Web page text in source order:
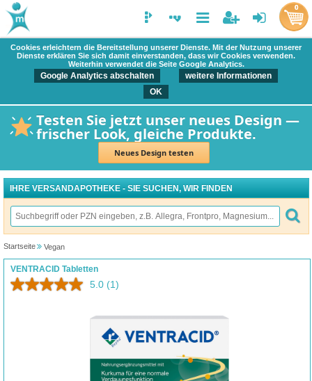
Cookies erleichtern die Bereitstellung unserer Dienste. Mit der Nutzung unserer
Dienste erklären Sie sich damit einverstanden, dass wir Cookies verwenden.
Weiterhin verwendet die Seite Google Analytics.
Google Analytics abschalten
weitere Informationen
OK
Testen Sie jetzt unser neues Design —
frischer Look, gleiche Produkte.
Neues Design testen
0
IHRE VERSANDAPOTHEKE - SIE SUCHEN, WIR FINDEN
Startseite Vegan
VENTRACID Tabletten
5.0 (1)